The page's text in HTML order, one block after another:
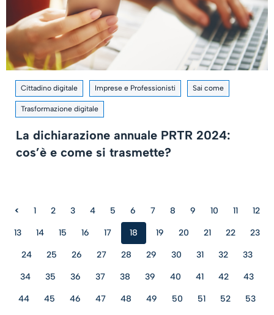
Cittadino digitale Imprese e Professionisti Sai come
Trasformazione digitale
La dichiarazione annuale PRTR 2024:
cos’è e come si trasmette?
< 1 2 3 4 5 6 7 8 9 10 11 12
13 14 15 16 17 18 19 20 21 22 23
24 25 26 27 28 29 30 31 32 33
34 35 36 37 38 39 40 41 42 43
44 45 46 47 48 49 50 51 52 53